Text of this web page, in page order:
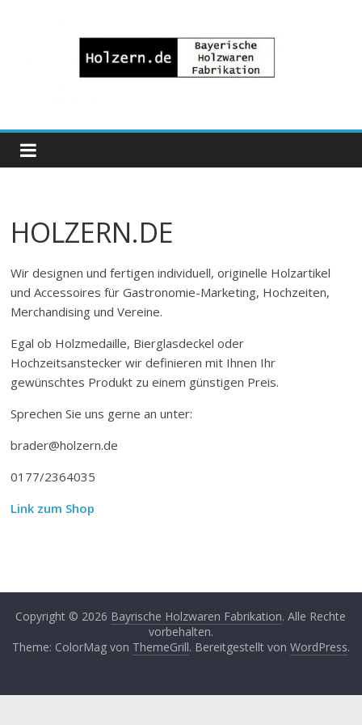
Bayrische
Holzwaren
Fabrikation
HOLZERN.DE
Wir designen und fertigen individuell, originelle Holzartikel
und Accessoires für Gastronomie-Marketing, Hochzeiten,
Merchandising und Vereine.
Egal ob Holzmedaille, Bierglasdeckel oder
Hochzeitsanstecker wir definieren mit Ihnen Ihr
gewünschtes Produkt zu einem günstigen Preis.
Sprechen Sie uns gerne an unter:
brader@holzern.de
0177/2364035
Link zum Shop
Copyright © 2026 Bayrische Holzwaren Fabrikation. Alle Rechte
vorbehalten.
Theme: ColorMag von ThemeGrill. Bereitgestellt von WordPress.